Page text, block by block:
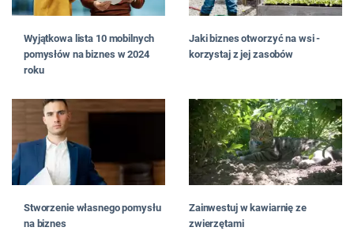
Wyjątkowa lista 10 mobilnych
pomysłów na biznes w 2024
roku
Jaki biznes otworzyć na wsi -
korzystaj z jej zasobów
Stworzenie własnego pomysłu
na biznes
Zainwestuj w kawiarnię ze
zwierzętami